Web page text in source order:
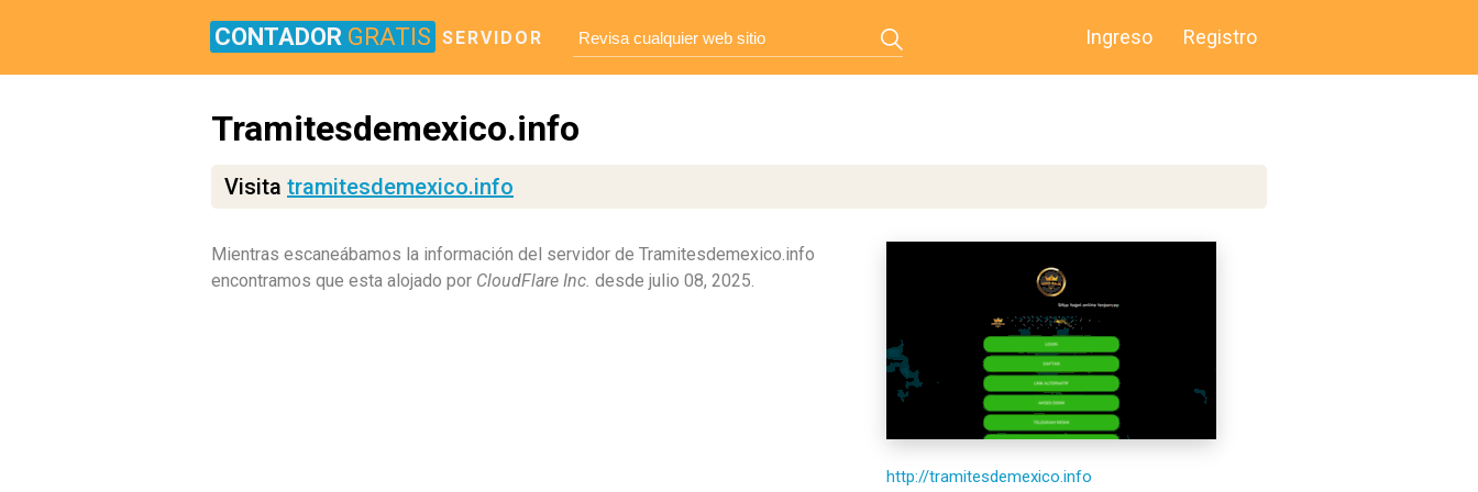
CONTADOR GRATIS SERVIDOR Ingreso Registro
Tramitesdemexico.info
Visita tramitesdemexico.info
Mientras escaneábamos la información del servidor de Tramitesdemexico.info
encontramos que esta alojado por CloudFlare Inc. desde julio 08, 2025.
http://tramitesdemexico.info